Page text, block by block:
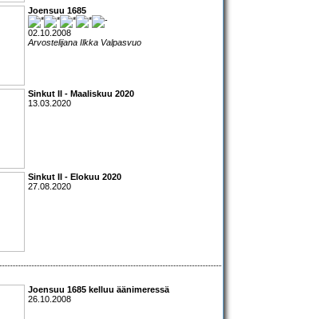
Joensuu 1685
02.10.2008
Arvostelijana Ilkka Valpasvuo
Sinkut II - Maaliskuu 2020
13.03.2020
Sinkut II - Elokuu 2020
27.08.2020
Joensuu 1685 kelluu äänimeressä
26.10.2008